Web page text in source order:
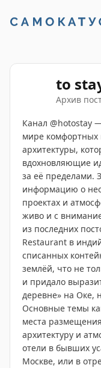
to
Архив
Канал @hotostay
мире комфортных
архитектуры,
вдохновляющие
за её пределами.
информацию о
проектах и
живо и с
из последних
Restaurant в
списанных
землёй, что не
и придало
деревне» на
Основные темы
места
архитектуру и
отели в бывших
Москве, или в